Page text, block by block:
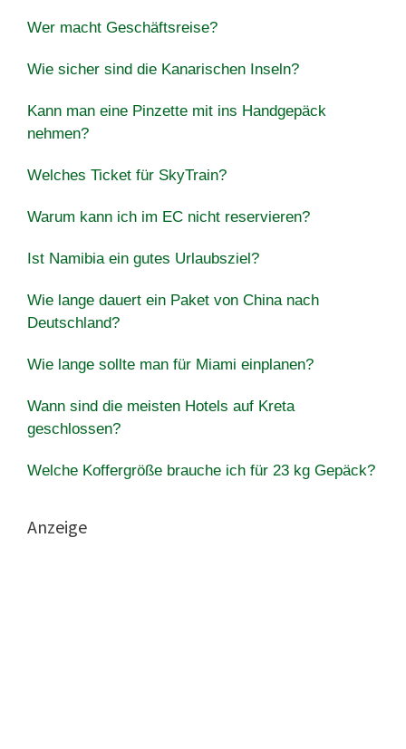
Wer macht Geschäftsreise?
Wie sicher sind die Kanarischen Inseln?
Kann man eine Pinzette mit ins Handgepäck
nehmen?
Welches Ticket für SkyTrain?
Warum kann ich im EC nicht reservieren?
Ist Namibia ein gutes Urlaubsziel?
Wie lange dauert ein Paket von China nach
Deutschland?
Wie lange sollte man für Miami einplanen?
Wann sind die meisten Hotels auf Kreta
geschlossen?
Welche Koffergröße brauche ich für 23 kg Gepäck?
Anzeige